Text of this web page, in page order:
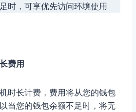
时，可享优先访问环境使用
费用
时长计费，费用将从您的钱包
当您的钱包余额不足时，将无